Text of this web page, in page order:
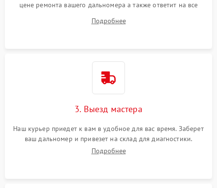
цене ремонта вашего дальномера а также ответит на все
Подробнее
3. Выезд мастера
Наш курьер приедет к вам в удобное для вас время. Заберет
ваш дальномер и привезет на склад для диагностики.
Подробнее